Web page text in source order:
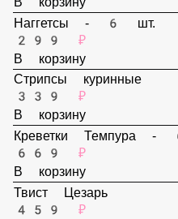
Картофель фри маленький
159 ₽
В корзину
Наггетсы - 6 шт.
299 ₽
В корзину
Стрипсы куринные
339 ₽
В корзину